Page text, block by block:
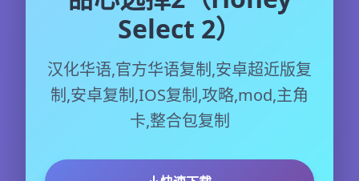
Select 2）
汉化华语,官方华语复制,安卓超近版复
制,安卓复制,IOS复制,攻略,mod,主角
卡,整合包复制